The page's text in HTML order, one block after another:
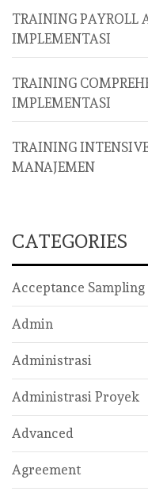
TRAINING PAYROLL
IMPLEMENTASI
TRAINING
IMPLEMENTASI
TRAINING
MANAJEMEN
CATEGORIES
Acceptance Sampling
Admin
Administrasi
Administrasi Proyek
Advanced
Agreement